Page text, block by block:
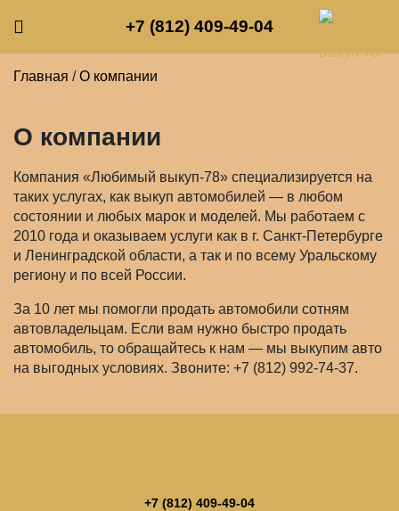
+7 (812) 409-49-04
Главная /О компании
О компании
Компания «Любимый выкуп-78» специализируется на
таких услугах, как выкуп автомобилей — в любом
состоянии и любых марок и моделей. Мы работаем с
2010 года и оказываем услуги как в г. Санкт-Петербурге
и Ленинградской области, а так и по всему Уральскому
региону и по всей России.
За 10 лет мы помогли продать автомобили сотням
автовладельцам. Если вам нужно быстро продать
автомобиль, то обращайтесь к нам — мы выкупим авто
на выгодных условиях. Звоните: +7 (812) 992-74-37.
+7 (812) 409-49-04